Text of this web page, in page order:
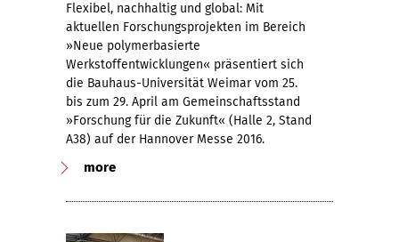
Flexibel, nachhaltig und global: Mit
aktuellen Forschungsprojekten im Bereich
»Neue polymerbasierte
Werkstoffentwicklungen« präsentiert sich
die Bauhaus-Universität Weimar vom 25.
bis zum 29. April am Gemeinschaftsstand
»Forschung für die Zukunft« (Halle 2, Stand
A38) auf der Hannover Messe 2016.
more